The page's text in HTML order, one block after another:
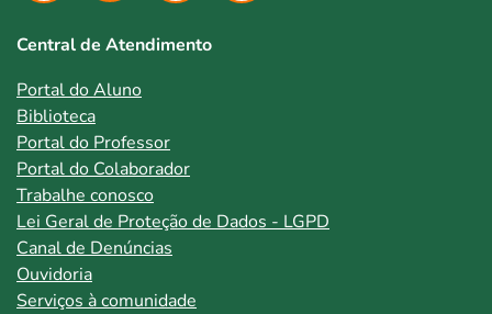
Central de Atendimento
Portal do Aluno
Biblioteca
Portal do Professor
Portal do Colaborador
Trabalhe conosco
Lei Geral de Proteção de Dados - LGPD
Canal de Denúncias
Ouvidoria
Serviços à comunidade